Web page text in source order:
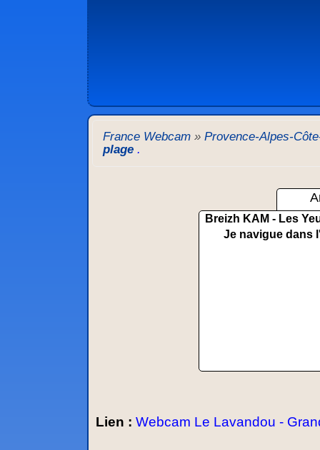
France Webcam » Provence-Alpes-
plage .
Breizh KAM - Les
Je navigue dans
Lien : Webcam Le Lavandou -